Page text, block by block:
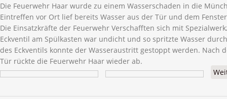
Die Feuerwehr Haar wurde zu einem Wasserschaden in die
Eintreffen vor Ort lief bereits Wasser aus der Tür und dem
Die Einsatzkräfte der Feuerwehr Verschafften sich mit
Eckventil am Spülkasten war undicht und so spritzte Wasser
des Eckventils konnte der Wasseraustritt gestoppt werden. Nach
Tür rückte die Feuerwehr Haar wieder ab.